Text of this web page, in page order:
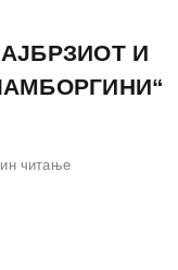
И
читање